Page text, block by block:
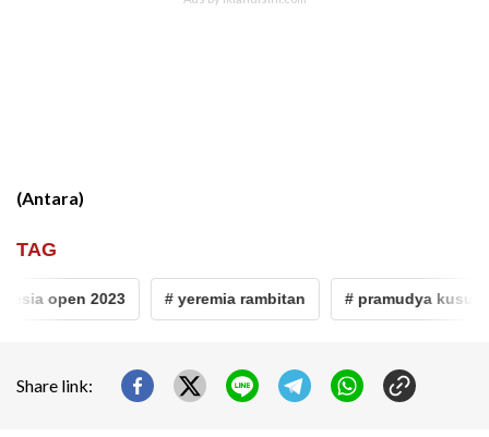
(Antara)
TAG
open 2023 # yeremia rambitan # pramudya
Share link: